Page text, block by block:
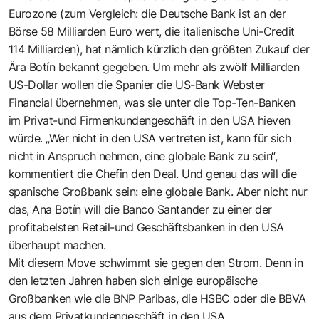
Eurozone (zum Vergleich: die Deutsche Bank ist an der
Börse 58 Milliarden Euro wert, die italienische Uni-Credit
114 Milliarden), hat nämlich kürzlich den größten Zukauf der
Ära Botín bekannt gegeben. Um mehr als zwölf Milliarden
US-Dollar wollen die Spanier die US-Bank Webster
Financial übernehmen, was sie unter die Top-Ten-Banken
im Privat-und Firmenkundengeschäft in den USA hieven
würde. „Wer nicht in den USA vertreten ist, kann für sich
nicht in Anspruch nehmen, eine globale Bank zu sein“,
kommentiert die Chefin den Deal. Und genau das will die
spanische Großbank sein: eine globale Bank. Aber nicht nur
das, Ana Botín will die Banco Santander zu einer der
profitabelsten Retail-und Geschäftsbanken in den USA
überhaupt machen.
Mit diesem Move schwimmt sie gegen den Strom. Denn in
den letzten Jahren haben sich einige europäische
Großbanken wie die BNP Paribas, die HSBC oder die BBVA
aus dem Privatkundengeschäft in den USA